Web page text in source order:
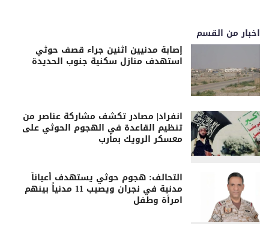
اخبار من القسم
إصابة مدنيين اثنين جراء قصف حوثي
استهدف منازل سكنية جنوب الحديدة
انفراد| مصادر تكشف مشاركة عناصر من
تنظيم القاعدة في الهجوم الحوثي على
معسكر الرويك بمأرب
التحالف: هجوم حوثي يستهدف أعياناً
مدنية في نجران ويصيب 11 مدنياً بينهم
امرأة وطفل